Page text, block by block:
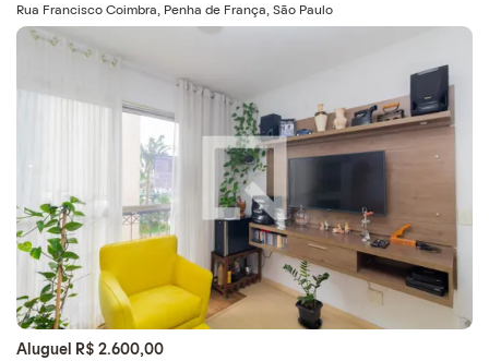
Rua Francisco Coimbra, Penha de França, São Paulo
Aluguel R$ 2.600,00